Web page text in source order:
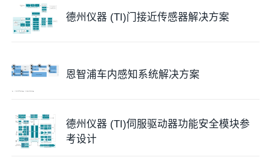
德州仪器 (TI)门接近传感器解决方案
恩智浦车内感知系统解决方案
德州仪器 (TI)伺服驱动器功能安全模块参
考设计